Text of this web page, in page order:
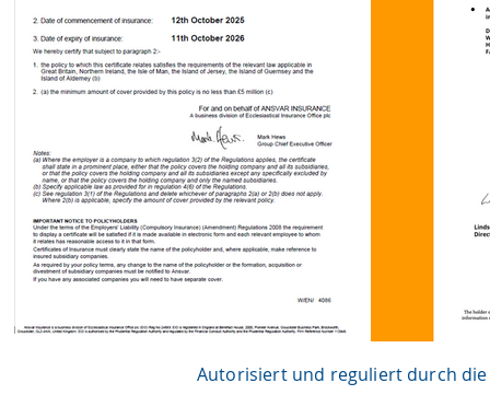
Autorisiert und reguliert durch die